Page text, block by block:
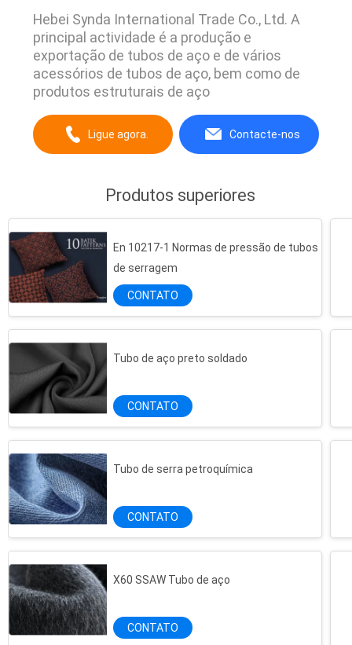
Hebei Synda International Trade Co., Ltd. A
principal actividade é a produção e
exportação de tubos de aço e de vários
acessórios de tubos de aço, bem como de
produtos estruturais de aço
Ligue agora. Contacte-nos
Produtos superiores
En 10217-1 Normas de pressão de tubos
de serragem
CONTATO
Tubo de aço preto soldado
CONTATO
Tubo de serra petroquímica
CONTATO
X60 SSAW Tubo de aço
CONTATO